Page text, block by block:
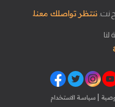
نت. ننتظر تواصلك معنا.
لنا
| سياسة الاستخدام